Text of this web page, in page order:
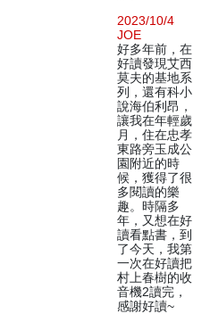
2023/10/4
JOE
好多年前，在
好讀發現艾西
莫夫的基地系
列，還有科小
說海伯利昂，
讓我在年輕歲
月，住在忠孝
東路旁玉成公
園附近的時
候，獲得了很
多閱讀的樂
趣。時隔多
年，又想在好
讀看點書，到
了今天，我第
一次在好讀把
村上春樹的收
音機2讀完，
感謝好讀~